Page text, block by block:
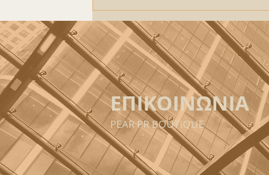
«Θερινό Μουσαμά», κάθε
Τετάρτη του Ιουνίου στο
Panormix
ΕΠΙΚΟΙΝΩΝΙΑ
PEAR PR BOUTIQUE